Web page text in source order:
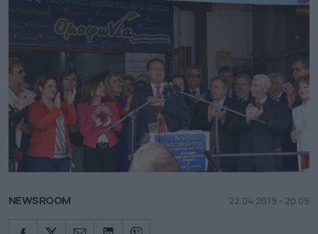
NEWSROOM 22.04.2019 - 20.09